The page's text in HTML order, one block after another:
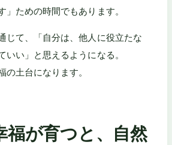
」ための時間でもあります。
じて、「自分は、他人に役立たな
いい」と思えるようになる。
の土台になります。
福が育つと、自然